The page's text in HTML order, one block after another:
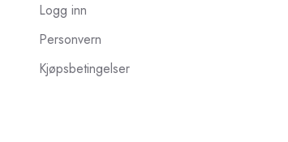
Logg inn
Personvern
Kjøpsbetingelser